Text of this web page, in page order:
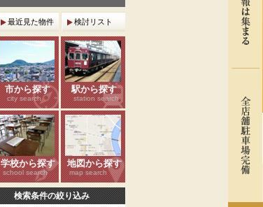
最近見た物件 検討リスト
市から探す
city search
駅から探す
station search
学校から探す
school search
地図から探す
map search
検索条件の絞り込み